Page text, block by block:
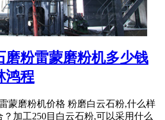
磨粉雷蒙磨粉机多少钱
鸿程
蒙磨粉机价格 粉磨白云石粉,什么样
加工250目白云石粉,可以采用什么